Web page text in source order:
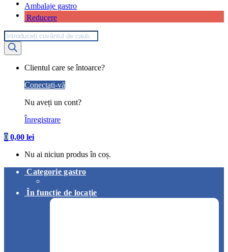
Ambalaje gastro
Reducere
Products
search
Clientul care se întoarce?
Conectați-vă
Nu aveți un cont?
Înregistrare
0 0,00 lei
Nu ai niciun produs în coș.
Categorie gastro
În funcție de locație